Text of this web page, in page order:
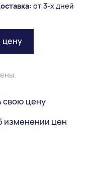
от 3-х дней
цену
свою цену
изменении цен